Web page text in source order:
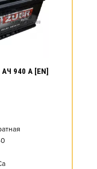
АЧ 940 А [EN]